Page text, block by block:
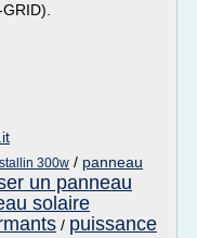
300w / panneau
un panneau
solaire
/ puissance